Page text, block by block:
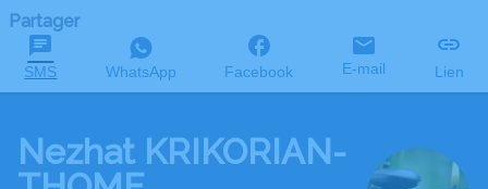
Partager
SMS WhatsApp Facebook E-mail Lien
Nezhat KRIKORIAN-